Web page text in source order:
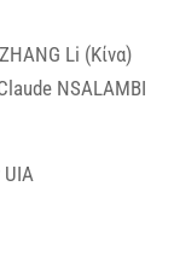
Li (Κίνα)
NSALAMBI
UIA